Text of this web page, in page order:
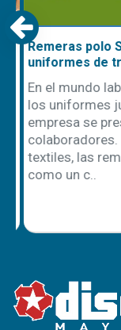
Remeras polo
uniformes de
En el mundo
los uniformes
empresa se
colaboradores.
textiles, las
como un c..